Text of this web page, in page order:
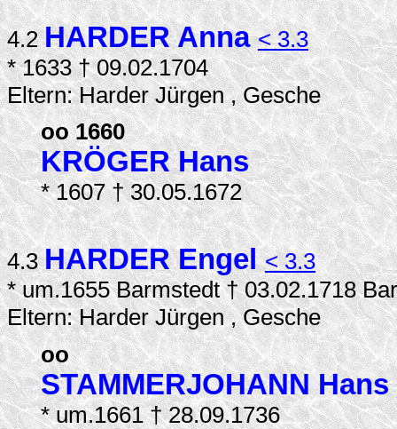
4.2 HARDER Anna< 3.3
* 1633 † 09.02.1704
Eltern: Harder Jürgen , Gesche
oo 1660
KRÖGER Hans
* 1607 † 30.05.1672
4.3 HARDER Engel< 3.3
* um.1655 Barmstedt † 03.02.1718
Eltern: Harder Jürgen , Gesche
oo
STAMMERJOHANN Hans
* um.1661 † 28.09.1736